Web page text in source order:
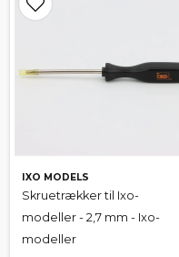
IXO MODELS
Skruetrækker til Ixo-
modeller - 2,7 mm - Ixo-
modeller